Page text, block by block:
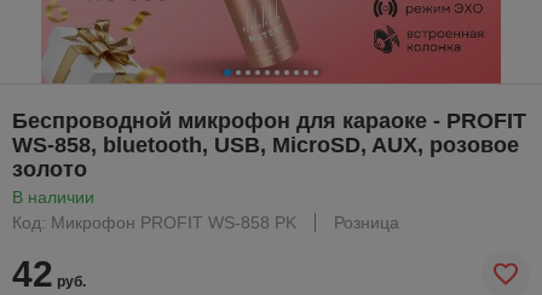
Беспроводной микрофон для караоке - PROFIT
WS-858, bluetooth, USB, MicroSD, AUX, розовое
золото
В наличии
Код: Микрофон PROFIT WS-858 PK
Розница
42 руб.